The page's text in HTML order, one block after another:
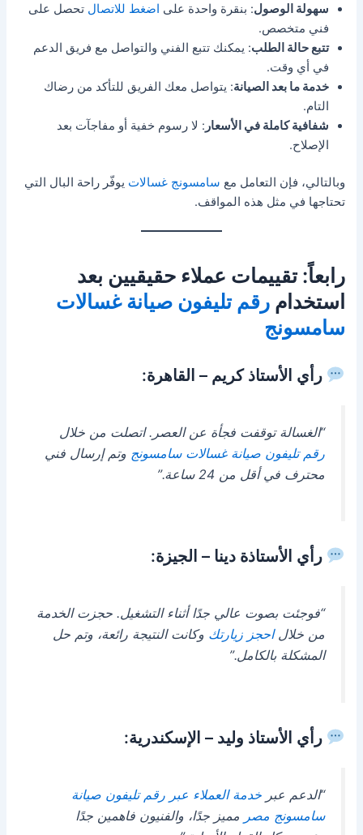
سهولة الوصول: بنقرة واحدة على اضغط للاتصال تحصل على
فني متخصص.
تتبع حالة الطلب: يمكنك تتبع الفني والتواصل مع فريق الدعم
في أي وقت.
خدمة ما بعد الصيانة: يتواصل معك الفريق للتأكد من رضاك
التام.
شفافية كاملة في الأسعار : لا رسوم خفية أو مفاجآت بعد
الإصلاح.
وبالتالي، فإن التعامل مع سامسونج غسالات يوفّر راحة البال التي
تحتاجها في مثل هذه المواقف.
رابعاً: تقييمات عملاء حقيقيين بعد
استخدامرقم تليفون صيانة غسالات
سامسونج
رأي الأستاذ كريم – القاهرة:
“الغسالة توقفت فجأة عن العصر. اتصلت من خلال
رقم تليفون صيانة غسالات سامسونج وتم إرسال فني
محترف في أقل من 24 ساعة.”
رأي الأستاذة دينا – الجيزة:
“فوجئت بصوت عالي جدًا أثناء التشغيل. حجزت الخدمة
من خلالاحجز زيارتك وكانت النتيجة رائعة، وتم حل
المشكلة بالكامل.”
رأي الأستاذ وليد – الإسكندرية:
“الدعم عبرخدمة العملاء عبر رقم تليفون صيانة
سامسونج مصر مميز جدًا، والفنيون فاهمين جدًا